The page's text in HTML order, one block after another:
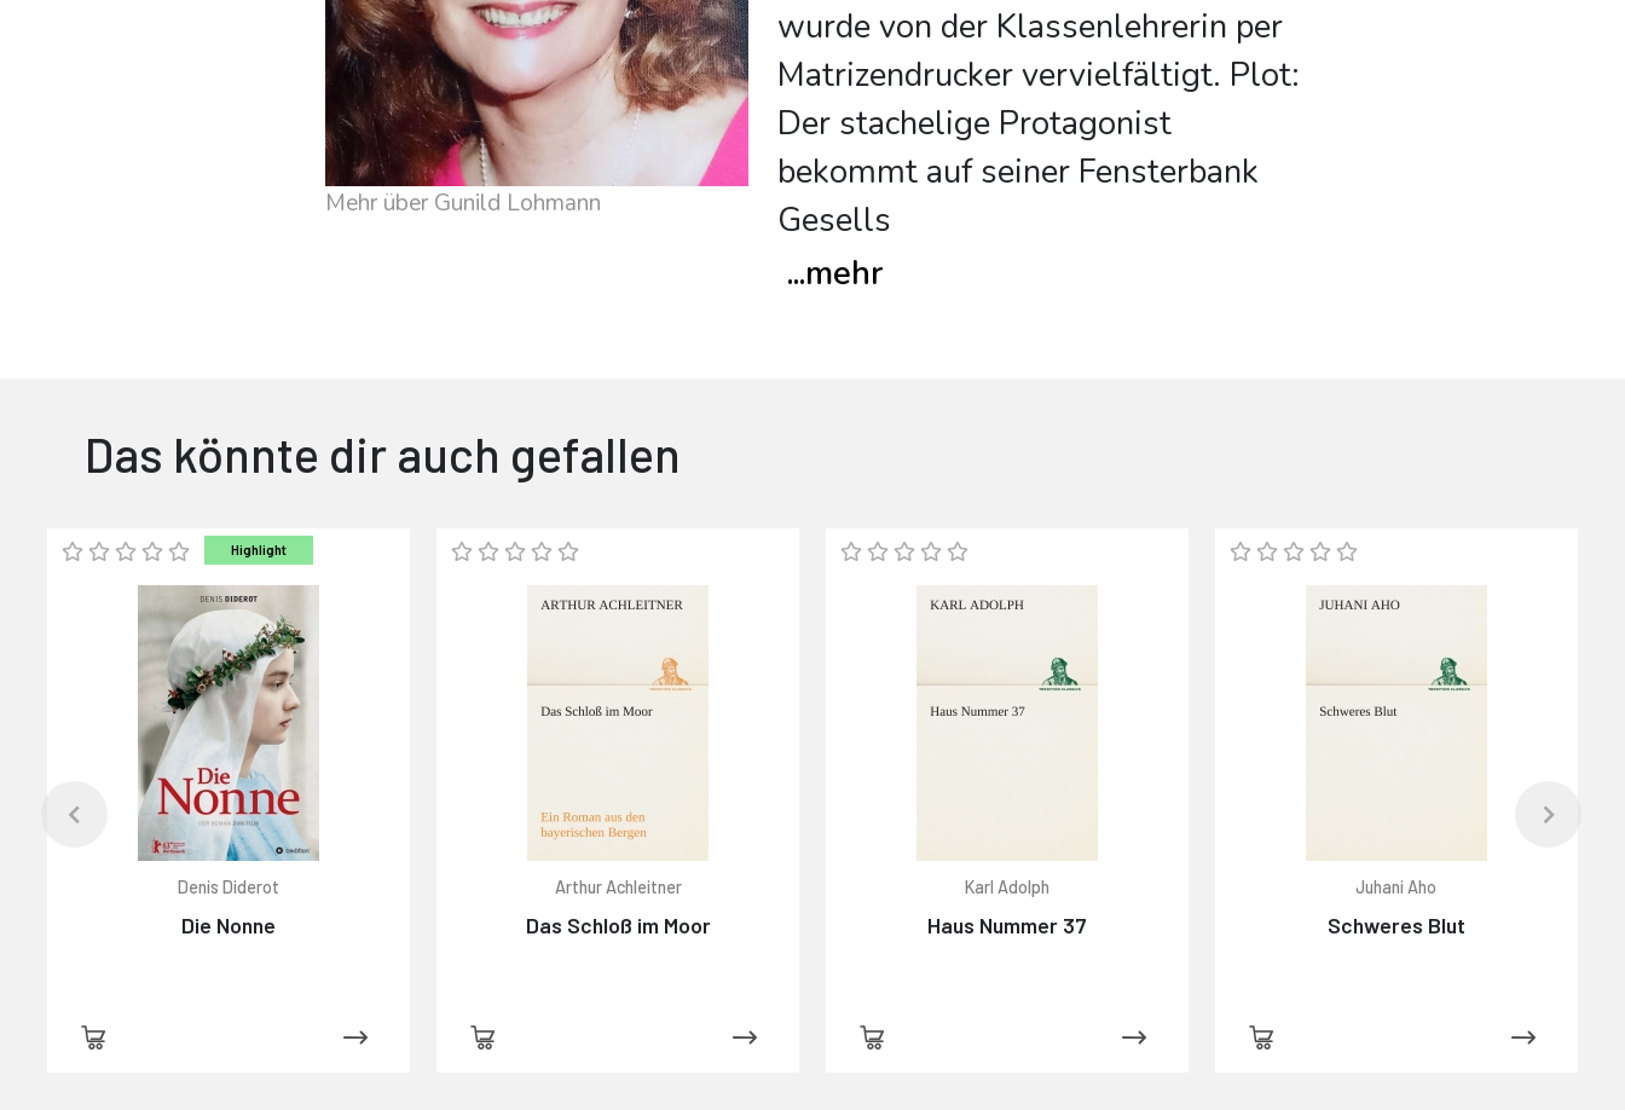
Mehr über Gunild Lohmann
wurde von der Klassenlehrerin per
Matrizendrucker vervielfältigt. Plot:
Der stachelige Protagonist
bekommt auf seiner Fensterbank
Gesells
...mehr
Das könnte dir auch gefallen
Highlight
Denis Diderot
Die Nonne
Arthur Achleitner
Das Schloß im Moor
Karl Adolph
Haus Nummer 37
Juhani Aho
Schweres Blut